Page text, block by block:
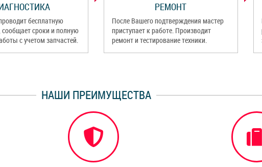
бесплатную
сообщает сроки и полную
с учетом запчастей.
РЕМОНТ
После Вашего подтверждения мастер
приступает к работе. Производит
ремонт и тестирование техники.
НАШИ ПРЕИМУЩЕСТВА